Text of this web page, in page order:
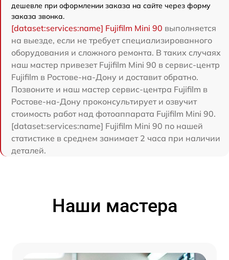
дешевле при оформлении заказа на сайте через форму
заказа звонка.
[dataset:services:name] Fujifilm Mini 90 выполняется
на выезде, если не требует специализированного
оборудования и сложного ремонта. В таких случаях
наш мастер привезет Fujifilm Mini 90 в сервис-центр
Fujifilm в Ростове-на-Дону и доставит обратно.
Позвоните и наш мастер сервис-центра Fujifilm в
Ростове-на-Дону проконсультирует и озвучит
стоимость работ над фотоаппарата Fujifilm Mini 90.
[dataset:services:name] Fujifilm Mini 90 по нашей
статистике в среднем занимает 2 часа при наличии
деталей.
Наши мастера